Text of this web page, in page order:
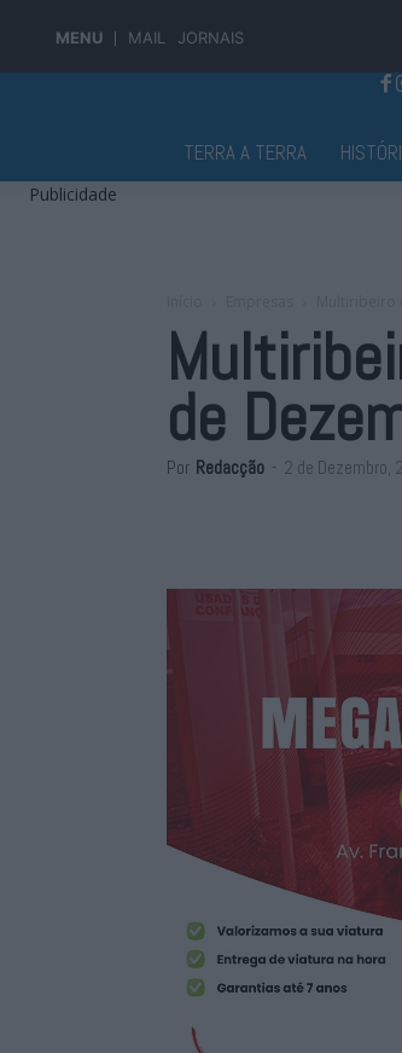
MENU MAIL JORNAIS
TERRA A TERRA
Publicidade
de
Por Redacção - 2 de Dezembro,